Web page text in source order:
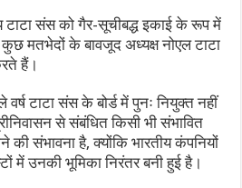
संस को गैर-सूचीबद्ध इकाई के रूप में
मतभेदों के बावजूद अध्यक्ष नोएल टाटा
हैं।
वर्ष टाटा संस के बोर्ड में पुनः नियुक्त नहीं
से संबंधित किसी भी संभावित
की संभावना है, क्योंकि भारतीय कंपनियों
में उनकी भूमिका निरंतर बनी हुई है।